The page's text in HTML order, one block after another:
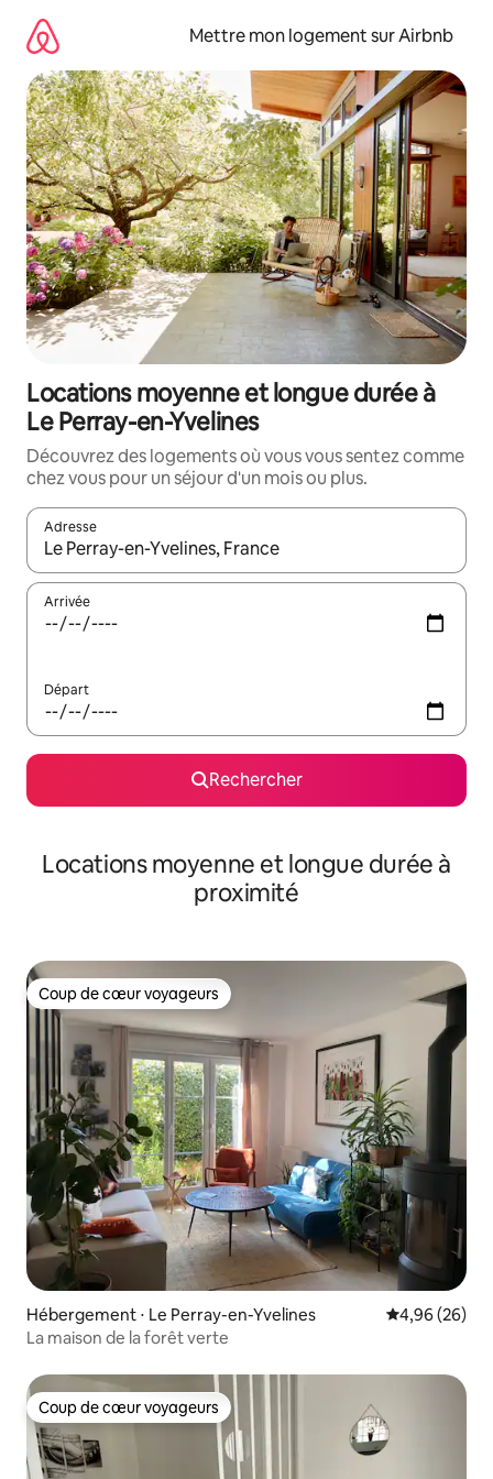
directement
contenu
Mettre mon logement sur Airbnb
Locations moyenne et longue durée à
Le Perray-en-Yvelines
Découvrez des logements où vous vous sentez comme
chez vous pour un séjour d'un mois ou plus.
Adresse
Lorsque les résultats s'affichent, utilisez les flèches vers le
Arrivée
Départ
Rechercher
Locations moyenne et longue durée à
proximité
Coup de cœur voyageurs
Coup de cœur voyageurs
Hébergement ⋅ Le Perray-en-Yvelines Évaluation
4,96 (26)
La maison de la forêt verte
Coup de cœur voyageurs
Coup de cœur voyageurs